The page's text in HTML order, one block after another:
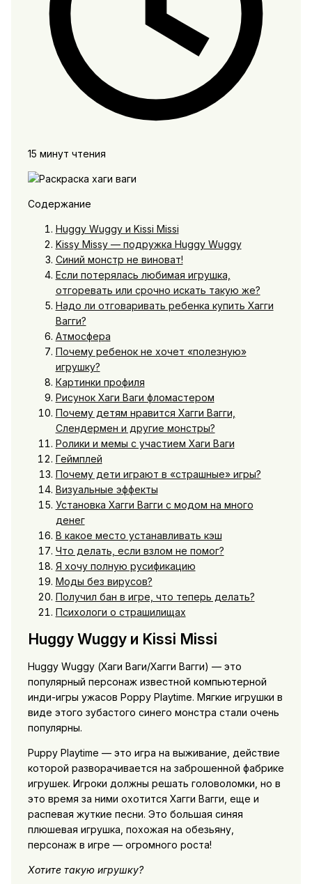
15 минут чтения
Содержание
Huggy Wuggy и Kissi Missi
Kissy Missy — подружка Huggy Wuggy
Синий монстр не виноват!
Если потерялась любимая игрушка,
отгоревать или срочно искать такую же?
Надо ли отговаривать ребенка купить Хагги
Вагги?
Атмосфера
Почему ребенок не хочет «полезную»
игрушку?
Картинки профиля
Рисунок Хаги Ваги фломастером
Почему детям нравится Хагги Вагги,
Слендермен и другие монстры?
Ролики и мемы с участием Хаги Ваги
Геймплей
Почему дети играют в «страшные» игры?
Визуальные эффекты
Установка Хагги Вагги с модом на много
денег
В какое место устанавливать кэш
Что делать, если взлом не помог?
Я хочу полную русификацию
Моды без вирусов?
Получил бан в игре, что теперь делать?
Психологи о страшилищах
Huggy Wuggy и Kissi Missi
Huggy Wuggy (Хаги Ваги/Хагги Вагги) — это
популярный персонаж известной компьютерной
инди-игры ужасов Poppy Playtime. Мягкие игрушки в
виде этого зубастого синего монстра стали очень
популярны.
Puppy Playtime — это игра на выживание, действие
которой разворачивается на заброшенной фабрике
игрушек. Игроки должны решать головоломки, но в
это время за ними охотится Хагги Вагги, еще и
распевая жуткие песни. Это большая синяя
плюшевая игрушка, похожая на обезьяну,
персонаж в игре — огромного роста!
Хотите такую игрушку?